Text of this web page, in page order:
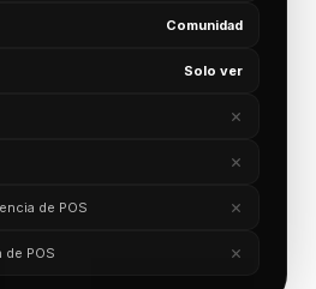
Comunidad
Solo ver
de POS
POS